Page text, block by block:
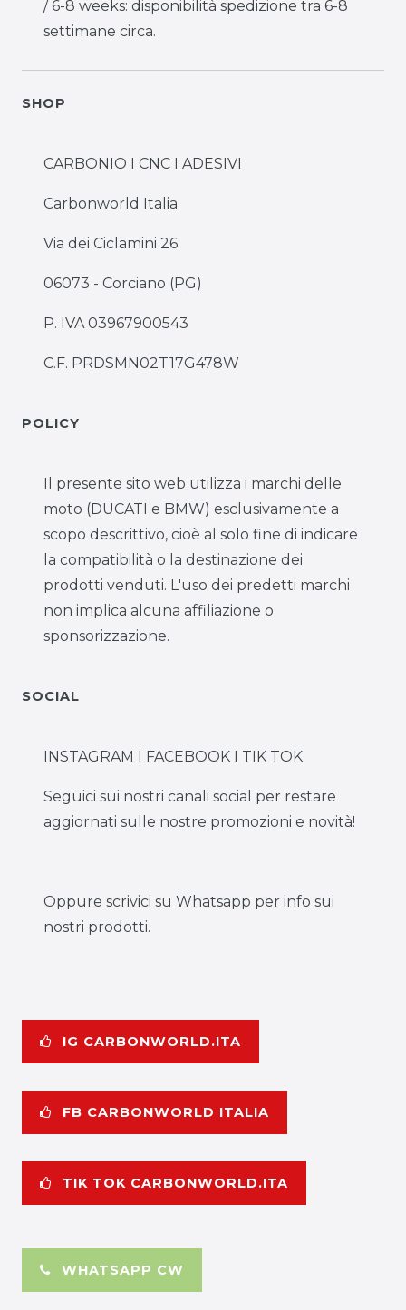
/ 6-8 weeks: disponibilità spedizione tra 6-8
settimane circa.
SHOP
CARBONIO I CNC I ADESIVI
Carbonworld Italia
Via dei Ciclamini 26
06073 - Corciano (PG)
P. IVA 03967900543
C.F. PRDSMN02T17G478W
POLICY
Il presente sito web utilizza i marchi delle
moto (DUCATI e BMW) esclusivamente a
scopo descrittivo, cioè al solo fine di indicare
la compatibilità o la destinazione dei
prodotti venduti. L'uso dei predetti marchi
non implica alcuna affiliazione o
sponsorizzazione.
SOCIAL
INSTAGRAM I FACEBOOK I TIK TOK
Seguici sui nostri canali social per restare
aggiornati sulle nostre promozioni e novità!
Oppure scrivici su Whatsapp per info sui
nostri prodotti.
IG CARBONWORLD.ITA
FB CARBONWORLD ITALIA
TIK TOK CARBONWORLD.ITA
WHATSAPP CW